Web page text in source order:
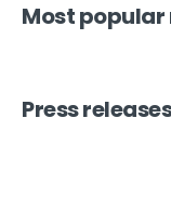
Most popular
Press releases